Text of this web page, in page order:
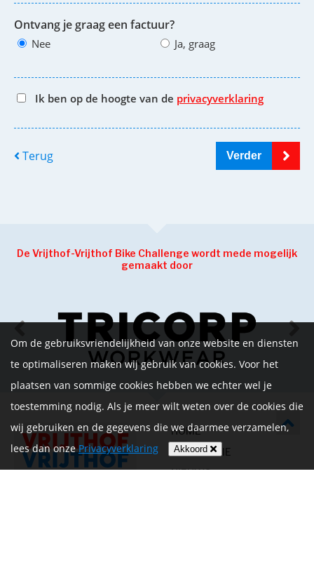
Ontvang je graag een factuur?
Nee Ja, graag
Ik ben op de hoogte van de privacyverklaring
Terug Verder
De Vrijthof-Vrijthof Bike Challenge wordt mede mogelijk
gemaakt door
HOME
INFORMATIE
NIEUWS
Om de gebruiksvriendelijkheid van onze website en diensten
te optimaliseren maken wij gebruik van cookies. Voor het
plaatsen van sommige cookies hebben we echter wel je
toestemming nodig. Als je meer wilt weten over de cookies die
wij gebruiken en de gegevens die we daarmee verzamelen,
lees dan onzePrivacyverklaring Akkoord